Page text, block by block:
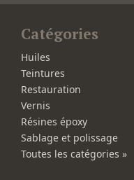
Catégories
Huiles
Teintures
Restauration
Vernis
Résines époxy
Sablage et polissage
Toutes les catégories »